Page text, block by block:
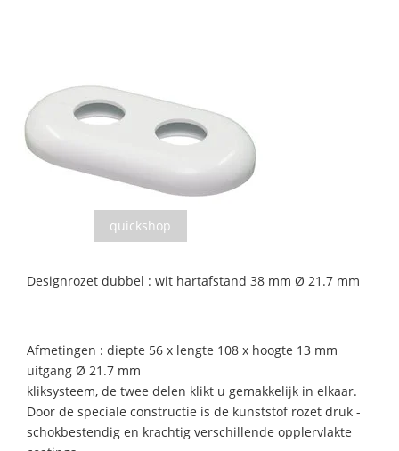
quickshop
Designrozet dubbel : wit hartafstand 38 mm Ø 21.7 mm
Afmetingen : diepte 56 x lengte 108 x hoogte 13 mm
uitgang Ø 21.7 mm
kliksysteem, de twee delen klikt u gemakkelijk in elkaar.
Door de speciale constructie is de kunststof rozet druk -
schokbestendig en krachtig verschillende opplervlakte